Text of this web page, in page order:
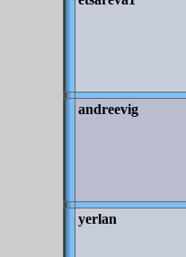
andreevig
yerlan